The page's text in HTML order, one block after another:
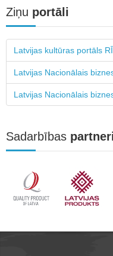
Ziņu portāli
Latvijas kultūras portāls
Latvijas Nacionālais
Latvijas Nacionālais
Sadarbības